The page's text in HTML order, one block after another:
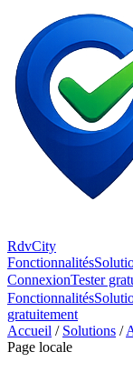
RdvCity
Fonctionnalités
ConnexionTester
Fonctionnalités
gratuitement
Accueil / Solutions /
Page locale